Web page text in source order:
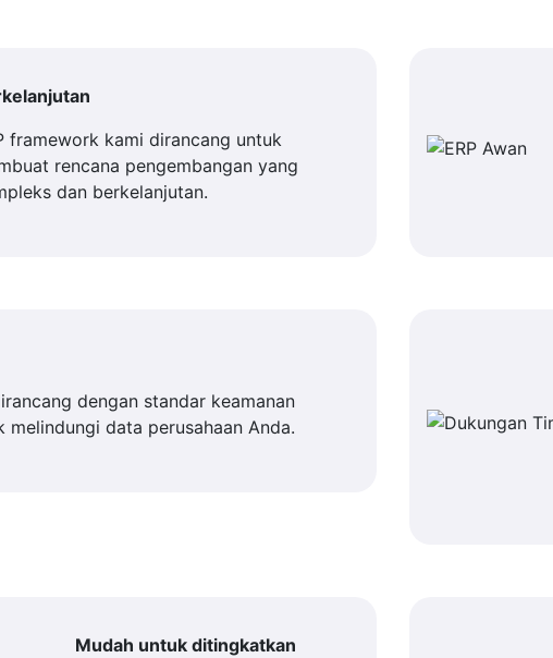
framework kami dirancang untuk
rencana pengembangan yang
dan berkelanjutan.
dengan standar keamanan
melindungi data perusahaan Anda.
Mudah untuk ditingkatkan